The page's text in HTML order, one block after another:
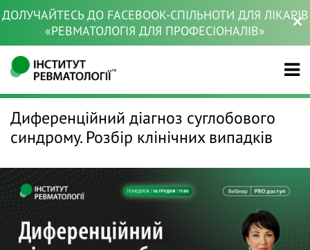
ДОЛУЧАЙТЕСЬ ДО FACEBOOK-СПІЛЬНОТИ ДЛЯ ЛІКАРІВ
«РЕВМАТОЛОГІЯ ДЛЯ ПРОФЕСІОНАЛІВ»
Диференційний діагноз суглобового
синдрому. Розбір клінічних випадків